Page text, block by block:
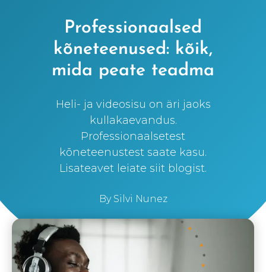
Professionaalsed
kõneteenused: kõik,
mida peate teadma
Heli- ja videosisu on äri jaoks
kullakaevandus.
Professionaalsetest
kõneteenustest saate kasu.
Lisateavet leiate siit blogist.
BySilvi Nunez